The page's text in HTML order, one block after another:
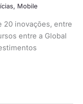
, Mobile
20 inovações, entre
entre a Global